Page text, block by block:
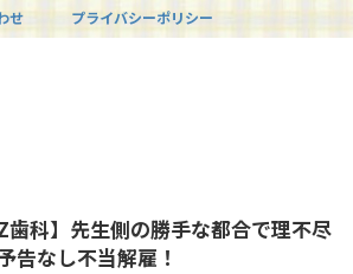
せ プライバシーポリシー
Z歯科】先生側の勝手な都合で理不尽
告なし不当解雇！